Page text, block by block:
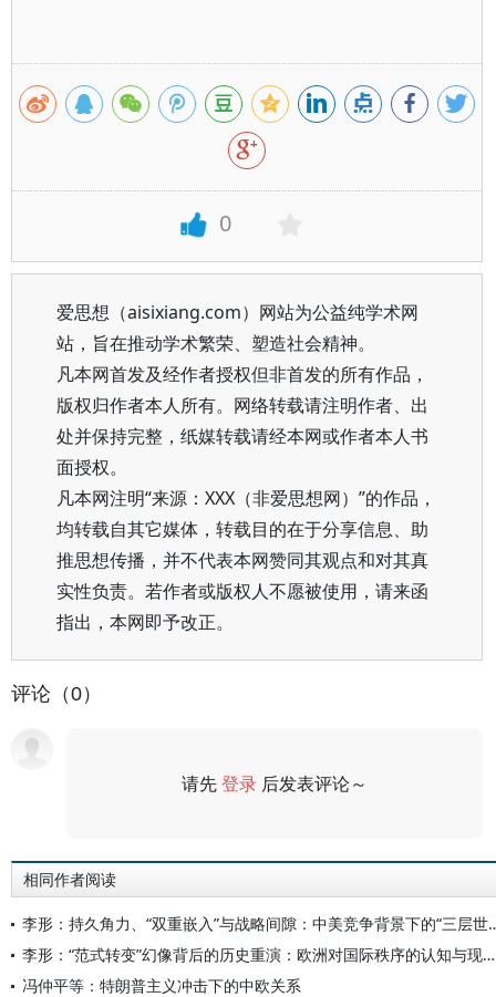
0
爱思想（aisixiang.com）网站为公益纯学术网
站，旨在推动学术繁荣、塑造社会精神。
凡本网首发及经作者授权但非首发的所有作品，
版权归作者本人所有。网络转载请注明作者、出
处并保持完整，纸媒转载请经本网或作者本人书
面授权。
凡本网注明“来源：XXX（非爱思想网）”的作品，
均转载自其它媒体，转载目的在于分享信息、助
推思想传播，并不代表本网赞同其观点和对其真
实性负责。若作者或版权人不愿被使用，请来函
指出，本网即予改正。
评论（0）
请先登录 后发表评论～
相同作者阅读
李形：持久角力、“双重
李形：“范式转变”幻像背后的历史重演：欧洲对国际秩序的认知与现实错位
冯仲平等：特朗普主义冲击下的中欧关系